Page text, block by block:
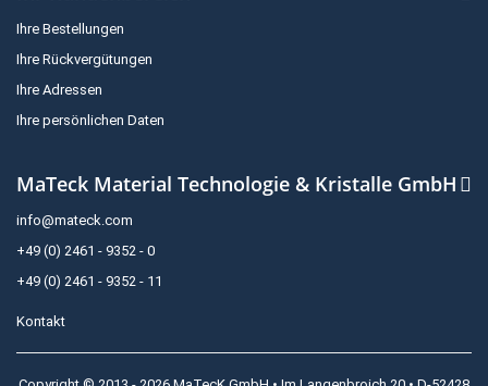
Ihre Bestellungen
Ihre Rückvergütungen
Ihre Adressen
Ihre persönlichen Daten
MaTeck Material Technologie & Kristalle GmbH
info@mateck.com
+49 (0) 2461 - 9352 - 0
+49 (0) 2461 - 9352 - 11
Kontakt